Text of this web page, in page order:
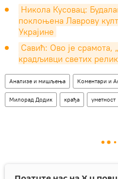
Никола Кусовац:
поклоњена Лаврову
Украјине
Савић: Ово је срамота,
крадљивци светих
Анализе и мишљења Коментари и
Милорад Додик крађа уметност